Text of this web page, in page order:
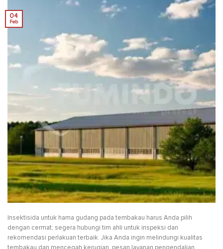
04
Feb
Insektisida untuk hama gudang pada tembakau harus Anda pilih
dengan cermat; segera hubungi tim ahli untuk inspeksi dan
rekomendasi perlakuan terbaik. Jika Anda ingin melindungi kualitas
tembakau dan mencegah kerugian, pesan layanan pengendalian